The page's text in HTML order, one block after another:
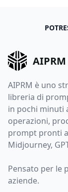
AIPRM
AIPRM è uno
libreria di
in pochi minuti
operazioni,
prompt pronti
Midjourney,
Pensato per le
aziende.